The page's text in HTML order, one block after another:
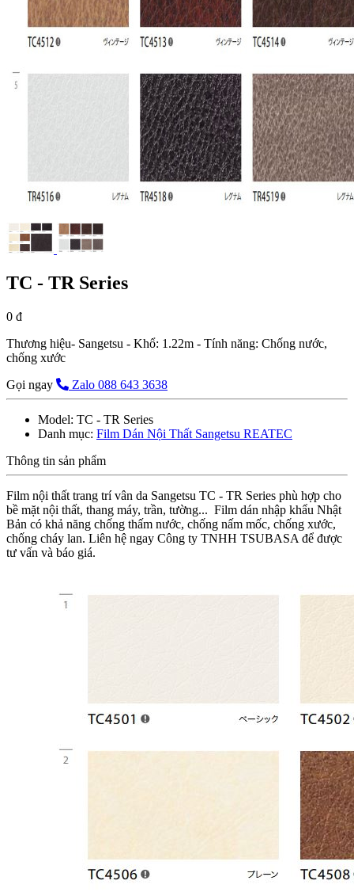
TC - TR Series
0 đ
Thương hiệu- Sangetsu - Khổ: 1.22m - Tính năng: Chống nước,
chống xước
Gọi ngay
Zalo 088 643 3638
Model: TC - TR Series
Danh mục: Film Dán Nội Thất Sangetsu REATEC
Thông tin sản phẩm
Film nội thất trang trí vân da Sangetsu TC - TR Series phù hợp cho
bề mặt nội thất, thang máy, trần, tường... Film dán nhập khẩu Nhật
Bản có khả năng chống thấm nước, chống nấm mốc, chống xước,
chống cháy lan. Liên hệ ngay Công ty TNHH TSUBASA để được
tư vấn và báo giá.